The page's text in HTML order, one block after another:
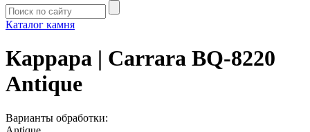
Каталог камня
Каррара | Carrara BQ-8220
Antique
Варианты обработки: